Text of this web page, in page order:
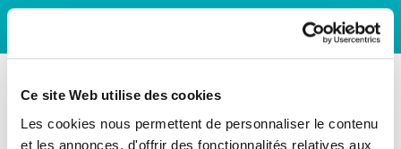
Ce site Web utilise des cookies
Les cookies nous permettent de personnaliser le contenu
et les annonces, d'offrir des fonctionnalités relatives aux